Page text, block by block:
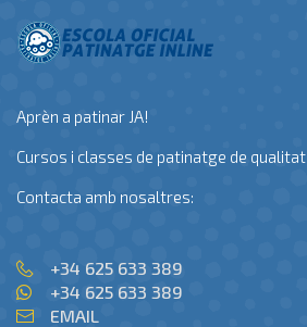
Aprèn a patinar JA!
Cursos i classes de patinatge de
Contacta amb nosaltres:
+34 625 633 389
+34 625 633 389
EMAIL